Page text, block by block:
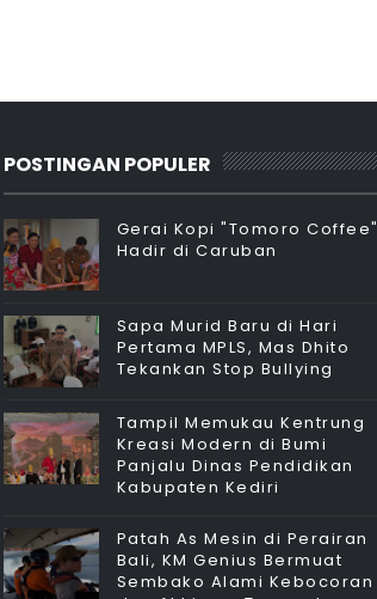
POSTINGAN POPULER
Gerai Kopi "Tomoro Coffee"
Hadir di Caruban
Sapa Murid Baru di Hari
Pertama MPLS, Mas Dhito
Tekankan Stop Bullying
Tampil Memukau Kentrung
Kreasi Modern di Bumi
Panjalu Dinas Pendidikan
Kabupaten Kediri
Patah As Mesin di Perairan
Bali, KM Genius Bermuat
Sembako Alami Kebocoran